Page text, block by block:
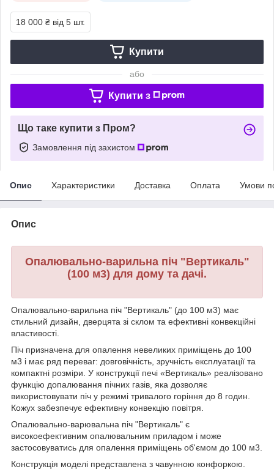
18 000 ₴ від 5 шт.
Купити
або
Купити з
Що таке купити з Пром?
Замовлення під захистом
Опис Характеристики Доставка Оплата Умови
Опис
Опалювально-варильна піч "Вертикаль"
(100 м3) для дому та дачі.
Опалювально-варильна піч "Вертикаль" (до 100 м3) має
стильний дизайн, дверцята зі склом та ефективні конвекційні
властивості.
Піч призначена для опалення невеликих приміщень до 100
м3 і має ряд переваг: довговічність, зручність експлуатації та
компактні розміри. У конструкції печі «Вертикаль» реалізовано
функцію допалювання пічних газів, яка дозволяє
використовувати піч у режимі тривалого горіння до 8 годин.
Кожух забезпечує ефективну конвекцію повітря.
Опалювально-варювальна піч "Вертикаль" є
високоефективним опалювальним приладом і може
застосовуватись для опалення приміщень об'ємом до 100 м3.
Конструкція моделі представлена з чавунною конфоркою.